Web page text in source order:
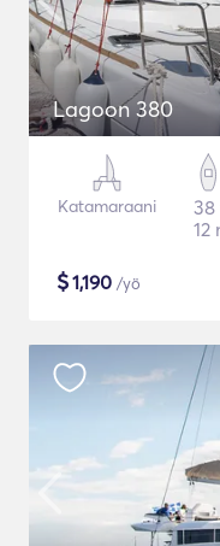
Lagoon 380
Katamaraani
12
$1,190 /yö